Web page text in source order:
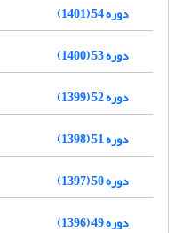
دوره 54 (1401)
دوره 53 (1400)
دوره 52 (1399)
دوره 51 (1398)
دوره 50 (1397)
دوره 49 (1396)